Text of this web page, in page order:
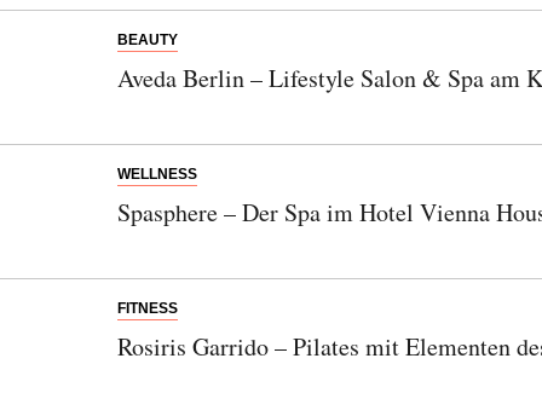
BEAUTY
Aveda Berlin – Lifestyle Salon & Spa am
WELLNESS
Spasphere – Der Spa im Hotel Vienna
FITNESS
Rosiris Garrido – Pilates mit Elementen
Bitte schicken Sie mir bis zum Widerruf meiner
Einwilligung den Newsletter mit Informationen zu
neuen Beiträgen. Die
Datenschutzerklärunghabe ich
zur Kenntnis genommen und akzeptiere diese.